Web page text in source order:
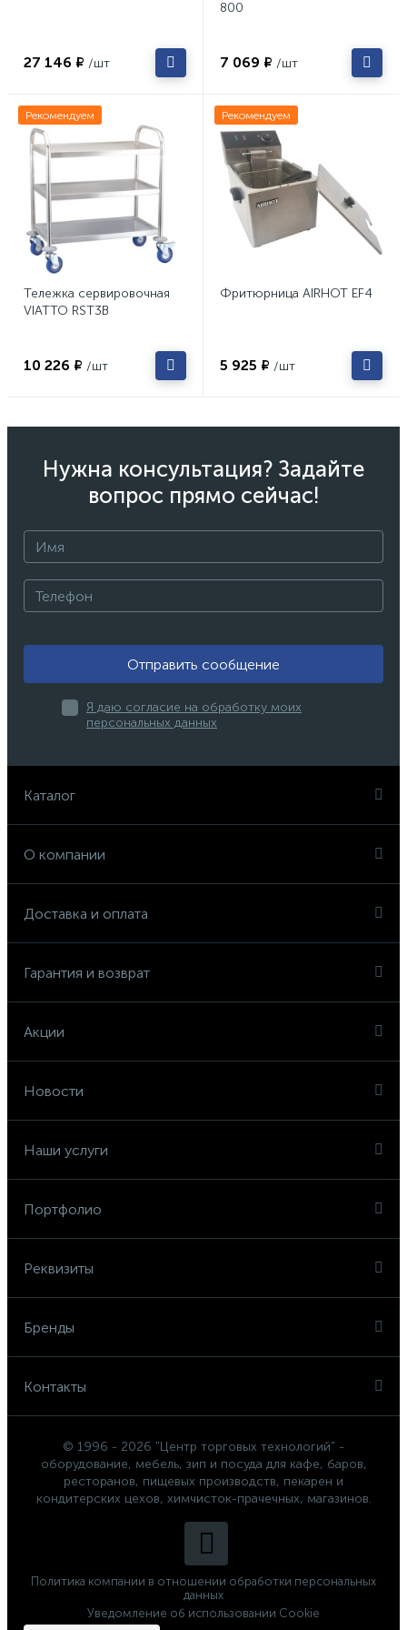
27 146 ₽ /шт
800
7 069 ₽ /шт
Рекомендуем
Тележка сервировочная
VIATTO RST3B
10 226 ₽ /шт
Рекомендуем
Фритюрница AIRHOT EF4
5 925 ₽ /шт
Нужна консультация? Задайте
вопрос прямо сейчас!
Отправить сообщение
Я даю согласие на обработку моих
персональных данных
Каталог
О компании
Доставка и оплата
Гарантия и возврат
Акции
Новости
Наши услуги
Портфолио
Реквизиты
Бренды
Контакты
© 1996 - 2026 "Центр торговых технологий" -
оборудование, мебель, зип и посуда для кафе, баров,
ресторанов, пищевых производств, пекарен и
кондитерских цехов, химчисток-прачечных, магазинов.
Политика компании в отношении обработки персональных
данных
Уведомление об использовании Cookie